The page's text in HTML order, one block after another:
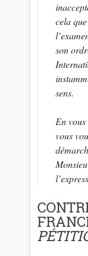
cela
son
sens.
En
vous
démarche, je vous prie